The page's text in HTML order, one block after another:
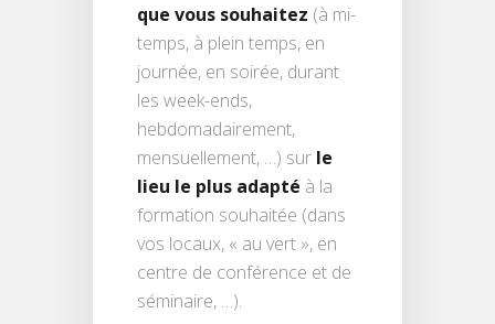
que vous souhaitez (à mi-
temps, à plein temps, en
journée, en soirée, durant
les week-ends,
hebdomadairement,
mensuellement, …) sur le
lieu le plus adapté à la
formation souhaitée (dans
vos locaux, « au vert », en
centre de conférence et de
séminaire, …).